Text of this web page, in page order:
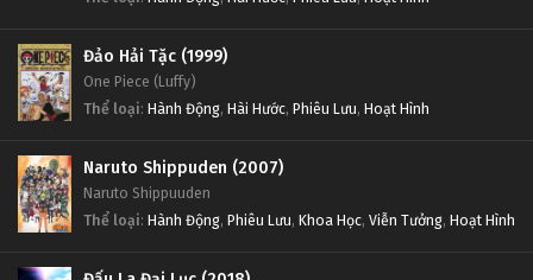
Đảo Hải Tặc (1999)
One Piece (Luffy)
Thể loại: Hành Động, Hài Hước, Phiêu Lưu, Hoạt Hình
Naruto Shippuden (2007)
Naruto Shippuuden
Thể loại: Hành Động, Phiêu Lưu, Khoa Học, Viễn Tưởng, Hoạt Hình